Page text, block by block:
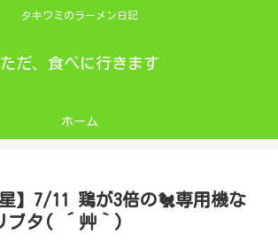
タキワミのラーメン日記
ただ、食べに行きます
ホーム
星】7/11 鶏が3倍の🐔専用機な
ブタ( ´艸｀)